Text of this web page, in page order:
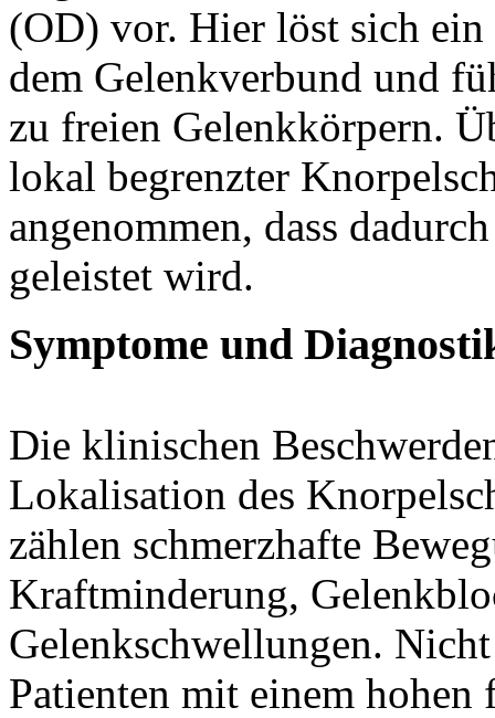
(OD) vor. Hier löst sich
dem Gelenkverbund und
zu freien Gelenkkörpern.
lokal begrenzter
angenommen, dass
geleistet wird.
Symptome und
Die klinischen
Lokalisation des
zählen schmerzhafte
Kraftminderung,
Gelenkschwellungen.
Patienten mit einem